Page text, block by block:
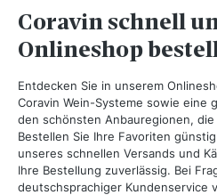
Coravin schnell
Onlineshop
Entdecken Sie in unserem
Coravin Wein-Systeme sowie eine
den schönsten Anbauregionen,
Bestellen Sie Ihre Favoriten
unseres schnellen Versands und
Ihre Bestellung zuverlässig. Bei
deutschsprachiger Kundenservice